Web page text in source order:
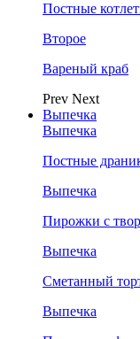
Постные
Второе
Вареный краб
Prev Next
Выпечка
Выпечка
Постные
Выпечка
Пирожки с
Выпечка
Сметанный
Выпечка